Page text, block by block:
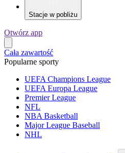
Stacje w pobliżu
Otwórz app
Cała zawartość
Popularne sporty
UEFA Champions League
UEFA Europa League
Premier League
NFL
NBA Basketball
Major League Baseball
NHL